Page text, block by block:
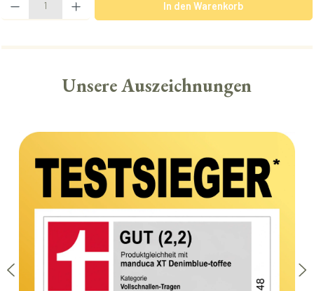
In den Warenkorb
Unsere Auszeichnungen
Bildergalerie überspringen